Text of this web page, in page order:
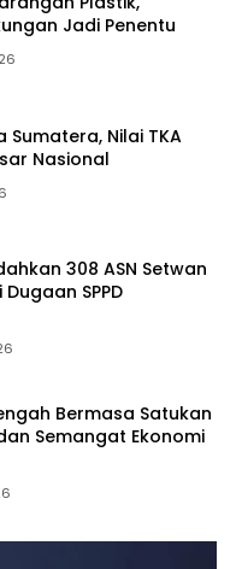
Jadi Penentu
Sumatera, Nilai TKA
Nasional
308 ASN Setwan
Dugaan SPPD
Bermasa Satukan
Semangat Ekonomi